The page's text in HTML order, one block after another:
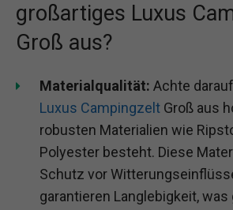
großartiges Luxus
Groß aus?
Materialqualität: Achte
Luxus Campingzelt Groß aus
robusten Materialien wie
Polyester besteht. Diese
Schutz vor
garantieren Langlebigkeit, was